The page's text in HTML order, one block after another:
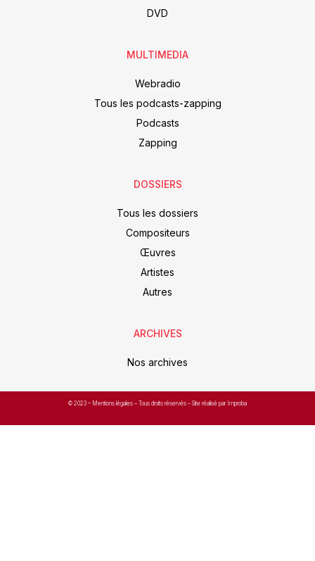
DVD
MULTIMEDIA
Webradio
Tous les podcasts-zapping
Podcasts
Zapping
DOSSIERS
Tous les dossiers
Compositeurs
Œuvres
Artistes
Autres
ARCHIVES
Nos archives
© 2023 – Mentions légales – Tous droits réservés – Site réalisé par Improba